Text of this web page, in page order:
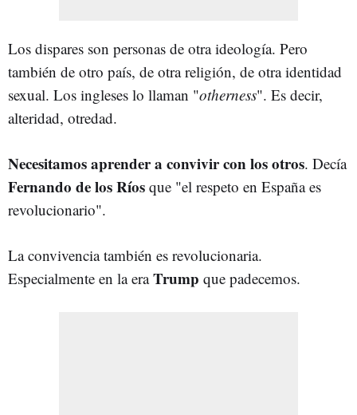
Los dispares son personas de otra ideología. Pero
también de otro país, de otra religión, de otra identidad
sexual. Los ingleses lo llaman "otherness". Es decir,
alteridad, otredad.
Necesitamos aprender a convivir con los otros. Decía
Fernando de los Ríos que "el respeto en España es
revolucionario".
La convivencia también es revolucionaria.
Especialmente en la eraTrump que padecemos.